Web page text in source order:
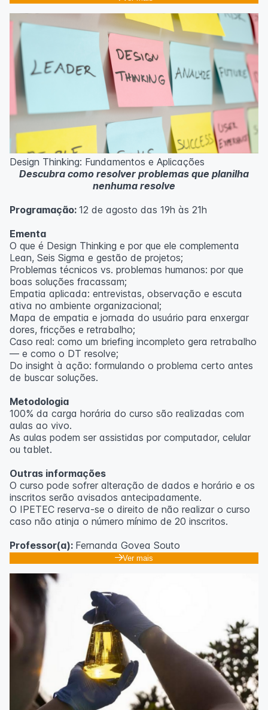
Design Thinking: Fundamentos e Aplicações
Descubra como resolver problemas que planilha
nenhuma resolve
Programação: 12 de agosto das 19h às 21h
Ementa
O que é Design Thinking e por que ele complementa
Lean, Seis Sigma e gestão de projetos;
Problemas técnicos vs. problemas humanos: por que
boas soluções fracassam;
Empatia aplicada: entrevistas, observação e escuta
ativa no ambiente organizacional;
Mapa de empatia e jornada do usuário para enxergar
dores, fricções e retrabalho;
Caso real: como um briefing incompleto gera retrabalho
— e como o DT resolve;
Do insight à ação: formulando o problema certo antes
de buscar soluções.
Metodologia
100% da carga horária do curso são realizadas com
aulas ao vivo.
As aulas podem ser assistidas por computador, celular
ou tablet.
Outras informações
O curso pode sofrer alteração de dados e horário e os
inscritos serão avisados ​​antecipadamente.
O IPETEC reserva-se o direito de não realizar o curso
caso não atinja o número mínimo de 20 inscritos.
Professor(a): Fernanda Govea Souto
Ver mais